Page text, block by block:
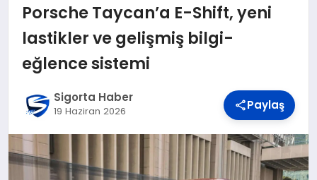
EKONOMI
BILIM VE TEKNOLOJI
Porsche Taycan’a E-Shift, yeni
lastikler ve gelişmiş bilgi-
eğlence sistemi
Sigorta Haber
19 Haziran 2026 Paylaş